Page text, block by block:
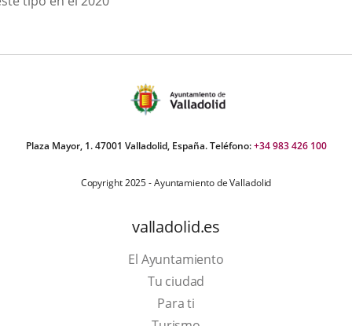
Plaza Mayor, 1. 47001 Valladolid, España. Teléfono:+34 983 426 100
Copyright 2025 - Ayuntamiento de Valladolid
valladolid.es
El Ayuntamiento
Tu ciudad
Para ti